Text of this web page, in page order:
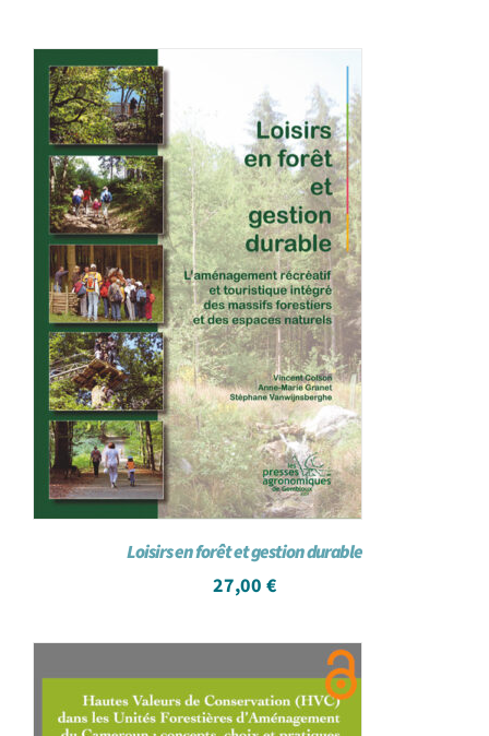
Loisirs en forêt et gestion durable
27,00 €